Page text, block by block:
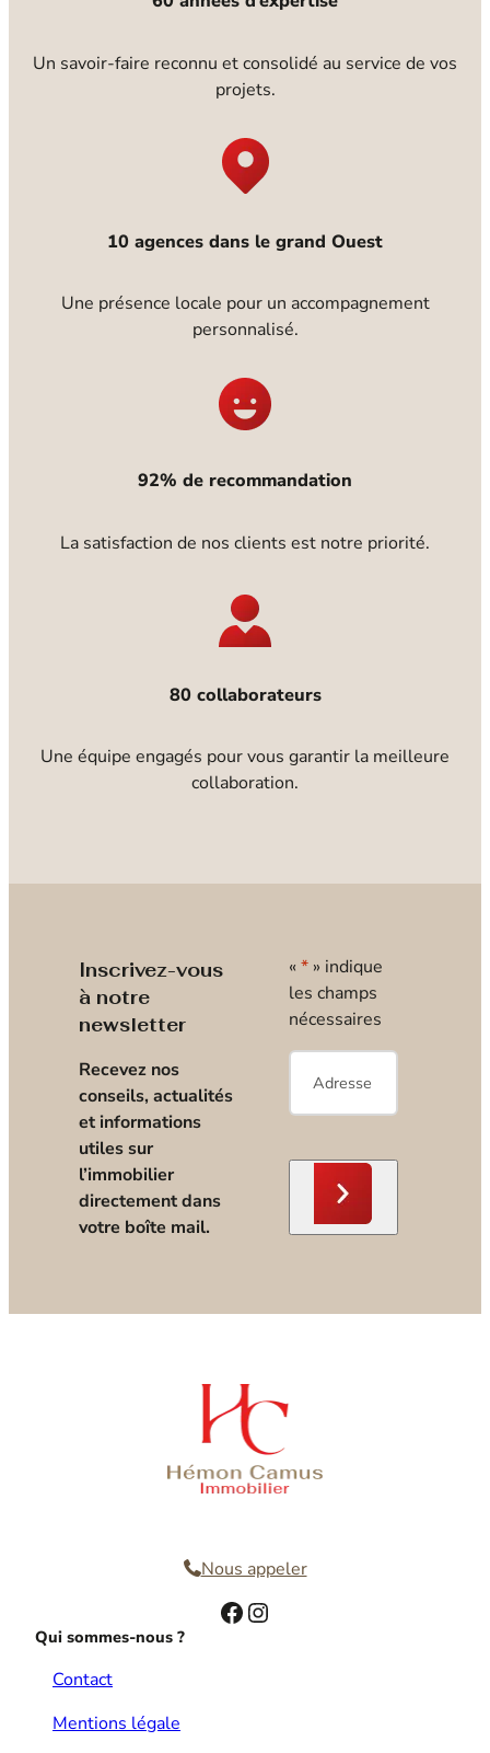
Un savoir-faire reconnu et consolidé au service de vos
projets.
10 agences dans le grand Ouest
Une présence locale pour un accompagnement
personnalisé.
92% de recommandation
La satisfaction de nos clients est notre priorité.
80 collaborateurs
Une équipe engagés pour vous garantir la meilleure
collaboration.
Inscrivez-vous
à notre
newsletter
Recevez nos
conseils, actualités
et informations
utiles sur
l’immobilier
directement dans
votre boîte mail.
« * » indique
les champs
nécessaires
E-
mail*
Nous appeler
Facebook Instagram
Qui sommes-nous ?
Contact
Mentions légale